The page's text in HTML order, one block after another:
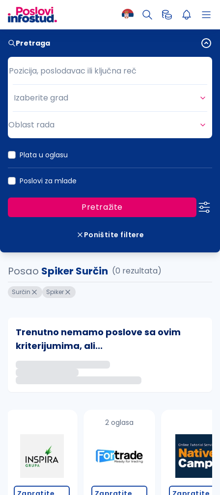
Pretraga
Pozicija, poslodavac ili ključna reč
Pozicija, poslodavac ili ključna reč
Grad
Izaberite grad
Oblast rada
Plata u oglasu
Poslovi za mlade
Pretražite
Poništite filtere
Posao Spiker Surčin (0 rezultata)
Surčin Spiker
Trenutno nemamo poslove sa ovim
kriterijumima, ali...
Takođe možete da:
proverite pravopisne greške (koristite č, ć, š, đ,
promenite odabrane filtere pretrage
2 oglasa